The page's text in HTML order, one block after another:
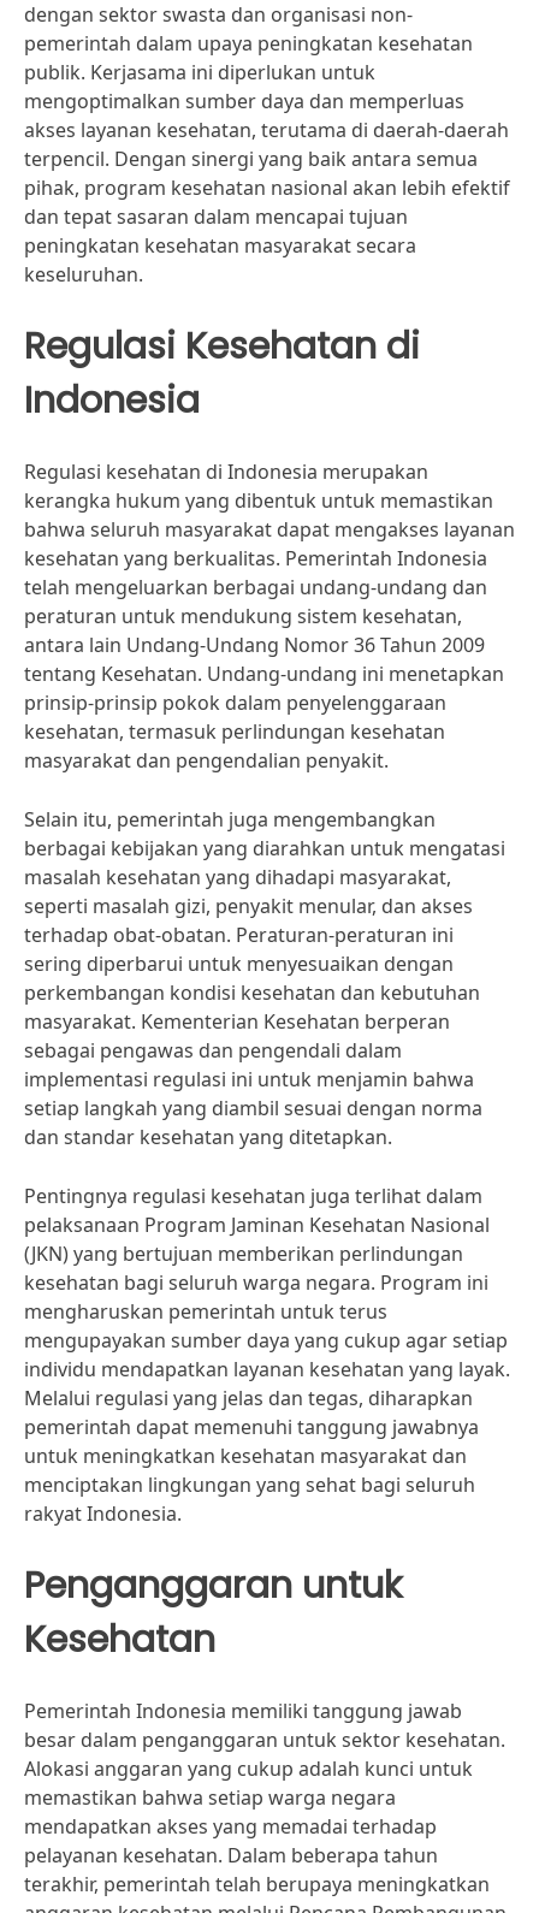
dengan sektor swasta dan organisasi non-
pemerintah dalam upaya peningkatan kesehatan
publik. Kerjasama ini diperlukan untuk
mengoptimalkan sumber daya dan memperluas
akses layanan kesehatan, terutama di daerah-daerah
terpencil. Dengan sinergi yang baik antara semua
pihak, program kesehatan nasional akan lebih efektif
dan tepat sasaran dalam mencapai tujuan
peningkatan kesehatan masyarakat secara
keseluruhan.
Regulasi Kesehatan di
Indonesia
Regulasi kesehatan di Indonesia merupakan
kerangka hukum yang dibentuk untuk memastikan
bahwa seluruh masyarakat dapat mengakses layanan
kesehatan yang berkualitas. Pemerintah Indonesia
telah mengeluarkan berbagai undang-undang dan
peraturan untuk mendukung sistem kesehatan,
antara lain Undang-Undang Nomor 36 Tahun 2009
tentang Kesehatan. Undang-undang ini menetapkan
prinsip-prinsip pokok dalam penyelenggaraan
kesehatan, termasuk perlindungan kesehatan
masyarakat dan pengendalian penyakit.
Selain itu, pemerintah juga mengembangkan
berbagai kebijakan yang diarahkan untuk mengatasi
masalah kesehatan yang dihadapi masyarakat,
seperti masalah gizi, penyakit menular, dan akses
terhadap obat-obatan. Peraturan-peraturan ini
sering diperbarui untuk menyesuaikan dengan
perkembangan kondisi kesehatan dan kebutuhan
masyarakat. Kementerian Kesehatan berperan
sebagai pengawas dan pengendali dalam
implementasi regulasi ini untuk menjamin bahwa
setiap langkah yang diambil sesuai dengan norma
dan standar kesehatan yang ditetapkan.
Pentingnya regulasi kesehatan juga terlihat dalam
pelaksanaan Program Jaminan Kesehatan Nasional
(JKN) yang bertujuan memberikan perlindungan
kesehatan bagi seluruh warga negara. Program ini
mengharuskan pemerintah untuk terus
mengupayakan sumber daya yang cukup agar setiap
individu mendapatkan layanan kesehatan yang layak.
Melalui regulasi yang jelas dan tegas, diharapkan
pemerintah dapat memenuhi tanggung jawabnya
untuk meningkatkan kesehatan masyarakat dan
menciptakan lingkungan yang sehat bagi seluruh
rakyat Indonesia.
Penganggaran untuk
Kesehatan
Pemerintah Indonesia memiliki tanggung jawab
besar dalam penganggaran untuk sektor kesehatan.
Alokasi anggaran yang cukup adalah kunci untuk
memastikan bahwa setiap warga negara
mendapatkan akses yang memadai terhadap
pelayanan kesehatan. Dalam beberapa tahun
terakhir, pemerintah telah berupaya meningkatkan